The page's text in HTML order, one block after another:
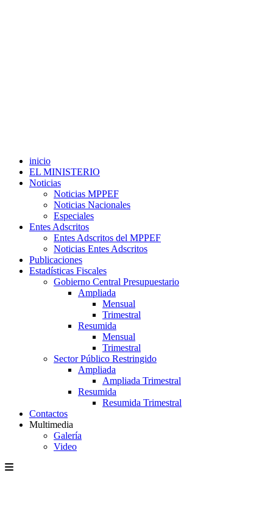
inicio
EL MINISTERIO
Noticias
Noticias MPPEF
Noticias Nacionales
Especiales
Entes Adscritos
Entes Adscritos del MPPEF
Noticias Entes Adscritos
Publicaciones
Estadísticas Fiscales
Gobierno Central Presupuestario
Ampliada
Mensual
Trimestral
Resumida
Mensual
Trimestral
Sector Público Restringido
Ampliada
Ampliada Trimestral
Resumida
Resumida Trimestral
Contactos
Multimedia
Galería
Video